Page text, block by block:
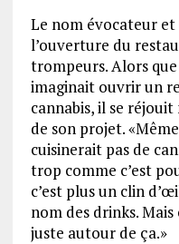
Le nom évocateur et
l’ouverture du
trompeurs. Alors
imaginait ouvrir un
cannabis, il se
de son projet.
cuisinerait pas de
trop comme c’est
c’est plus un clin
nom des drinks.
juste autour de ça.»